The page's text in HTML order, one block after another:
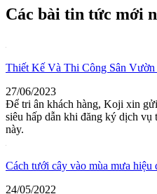
Các bài tin tức mới
Thiết Kế Và Thi Công Sân
27/06/2023
Để tri ân khách hàng, Koji xin
siêu hấp dẫn khi đăng ký dịch vụ
này.
Cách tưới cây vào mùa mưa hiệu
24/05/2022